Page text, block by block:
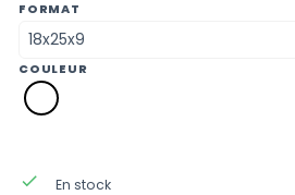
FORMAT
COULEUR
p0
blanc
done En stock